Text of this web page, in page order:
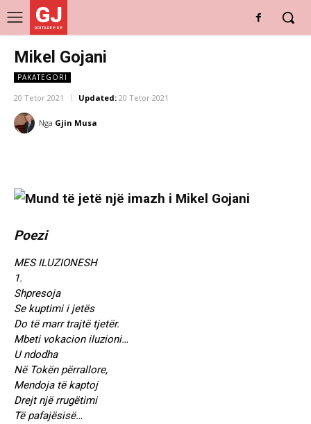
GJ
DRITARE E RE
Mikel Gojani
PAKATEGORI
20 Tetor 2021 Updated: 20 Tetor 2021
Nga Gjin Musa
Poezi
MES ILUZIONESH
1.
Shpresoja
Se kuptimi i jetës
Do të marr trajtë tjetër.
Mbeti vokacion iluzioni…
U ndodha
Në Tokën përrallore,
Mendoja të kaptoj
Drejt një rrugëtimi
Të pafajësisë…